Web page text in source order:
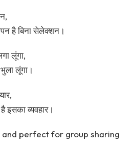
है बिना सेलेक्शन।
लूंगा,
लूंगा।
है इसका व्यवहार।
and perfect for group sharing